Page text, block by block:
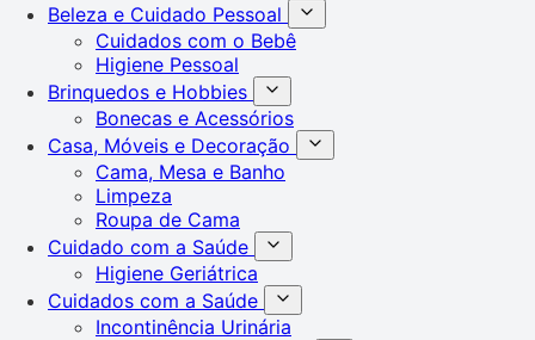
Beleza e Cuidado Pessoal
Cuidados com o Bebê
Higiene Pessoal
Brinquedos e Hobbies
Bonecas e Acessórios
Casa, Móveis e Decoração
Cama, Mesa e Banho
Limpeza
Roupa de Cama
Cuidado com a Saúde
Higiene Geriátrica
Cuidados com a Saúde
Incontinência Urinária